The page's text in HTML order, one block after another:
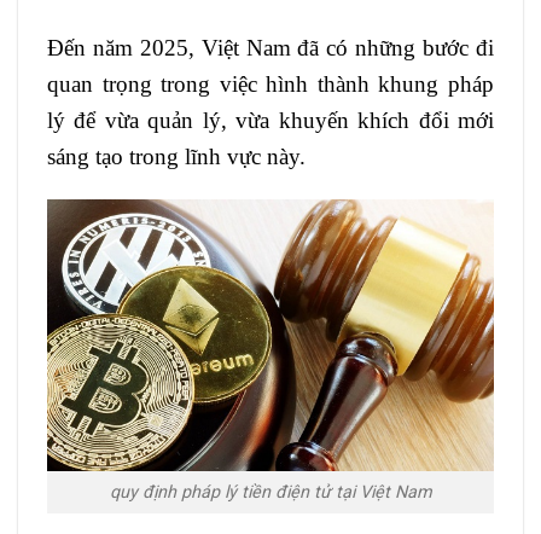
Đến năm 2025, Việt Nam đã có những bước đi
quan trọng trong việc hình thành khung pháp
lý để vừa quản lý, vừa khuyến khích đổi mới
sáng tạo trong lĩnh vực này.
quy định pháp lý tiền điện tử tại Việt Nam